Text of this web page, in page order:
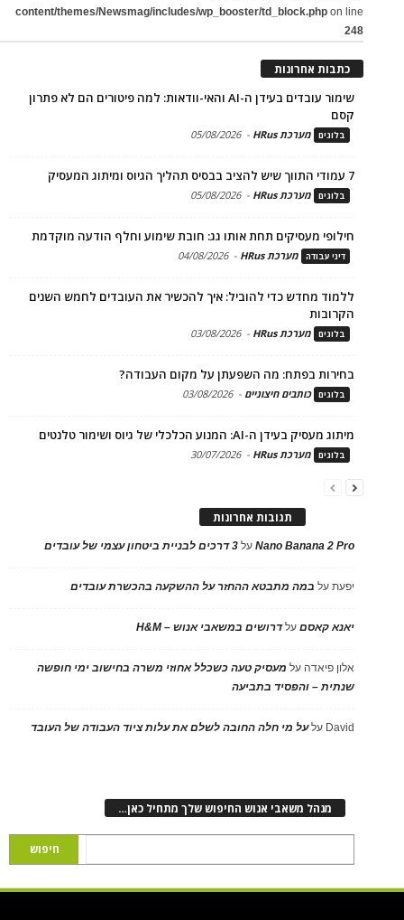
content/themes/Newsmag/includes/wp_booster/td_block.php on line
248
כתבות אחרונות
שימור עובדים בעידן ה-AI והאי-וודאות: למה פיטורים הם לא פתרון
קסם
בלוגים מערכת HRus -
05/08/2026
7 עמודי התווך שיש להציב בבסיס תהליך הגיוס ומיתוג המעסיק
בלוגים מערכת HRus -
05/08/2026
חילופי מעסיקים תחת אותו גג: חובת שימוע וחלף הודעה מוקדמת
דיני עבודה מערכת HRus -
04/08/2026
ללמוד מחדש כדי להוביל: איך להכשיר את העובדים לחמש השנים
הקרובות
בלוגים מערכת HRus -
03/08/2026
בחירות בפתח: מה השפעתן על מקום העבודה?
בלוגים כותבים חיצוניים -
03/08/2026
מיתוג מעסיק בעידן ה-AI: המנוע הכלכלי של גיוס ושימור טלנטים
בלוגים מערכת HRus -
30/07/2026
תגובות אחרונות
Nano Banana 2 Proעל 3 דרכים לבניית ביטחון עצמי של עובדים
יפעתעל במה מתבטא ההחזר על ההשקעה בהכשרת עובדים
יאנא קאסםעלדרושים במשאבי אנוש – H&M
אלון פיאדה על מעסיק טעה כשכלל אחוזי משרה בחישוב ימי חופשה
שנתית – והפסיד בתביעה
David עלעל מי חלה החובה לשלם את עלות ציוד העבודה של העובד
מנהל משאבי אנוש החיפוש שלך מתחיל כאן…